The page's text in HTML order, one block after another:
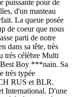
puissante pour de
d'un manteau
La queue posée
de coeur que nous
parti de notre
dans sa tête, très
très célèbre Multi
Boy ***nain. Sa
très typée
RUS et BLR.
International. D'une